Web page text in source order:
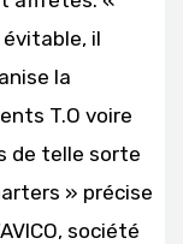
il
la
T.O voire
de telle sorte
» précise
société